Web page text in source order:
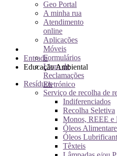
Geo Portal
A minha rua
Atendimento
online
Aplicações
Móveis
Formulários
Livro de
Reclamações
Eletrónico
Entrada
Educação Ambiental
Resíduos
Serviço de recolha de
Indiferenciados
Recolha Seletiva
Monos, REEE e
Óleos
Óleos
Têxteis